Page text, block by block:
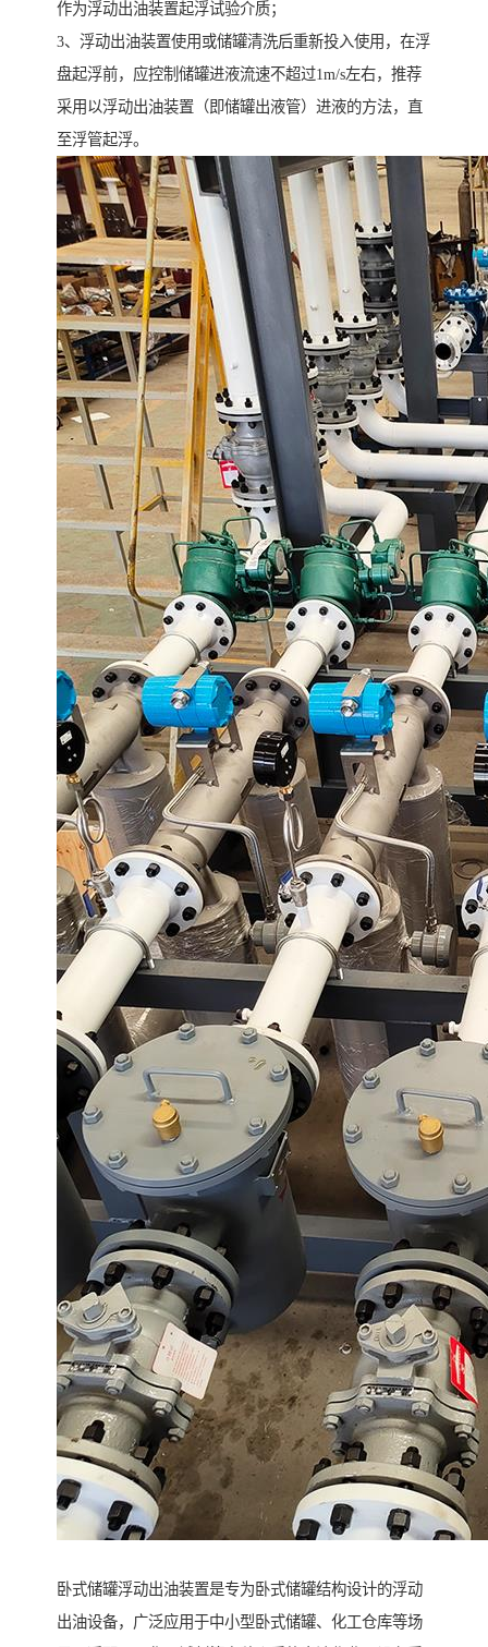
作为浮动出油装置起浮试验介质；
3、浮动出油装置使用或储罐清洗后重新投入使用，在浮
盘起浮前，应控制储罐进液流速不超过1m/s左右，推荐
采用以浮动出油装置（即储罐出液管）进液的方法，直
至浮管起浮。
卧式储罐浮动出油装置是专为卧式储罐结构设计的浮动
出油设备，广泛应用于中小型卧式储罐、化工仓库等场